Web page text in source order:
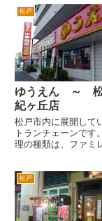
口を出て右手の商業
あります。 前回は
だりしたけど、今回
をするためにきまし
松戸
ゆうえん ～ 松
紀ヶ丘店
松戸市内に展開して
トランチェーンです
理の種類は、ファミ
した価格設定にして
いかなと想像できま
構お得な価格という
...
松戸